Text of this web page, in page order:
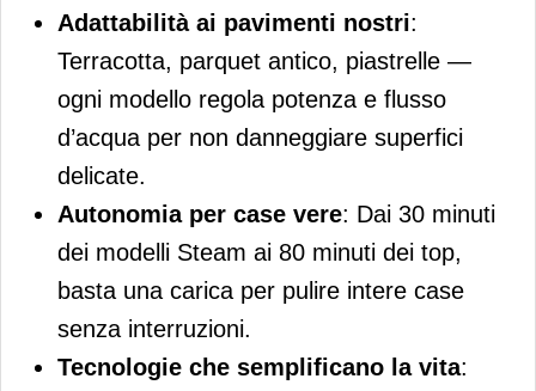
Adattabilità ai pavimenti nostri:
Terracotta, parquet antico, piastrelle —
ogni modello regola potenza e flusso
d’acqua per non danneggiare superfici
delicate.
Autonomia per case vere: Dai 30 minuti
dei modelli Steam ai 80 minuti dei top,
basta una carica per pulire intere case
senza interruzioni.
Tecnologie che semplificano la vita: